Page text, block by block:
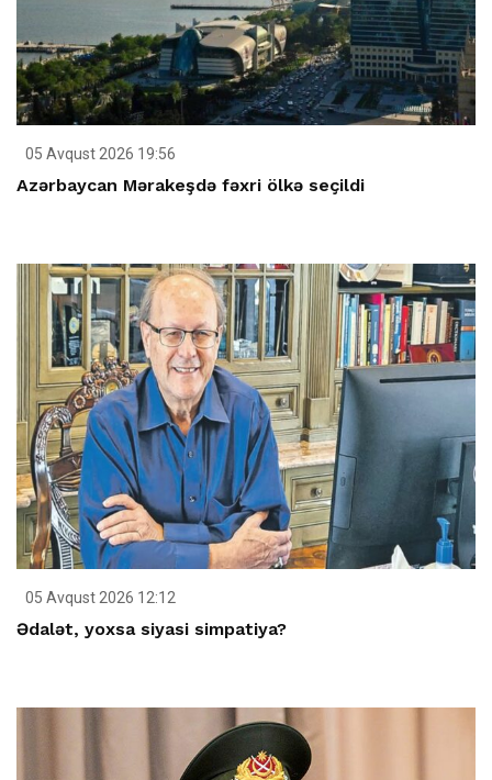
05 Avqust 2026 19:56
Azərbaycan Mərakeşdə fəxri ölkə seçildi
05 Avqust 2026 12:12
Ədalət, yoxsa siyasi simpatiya?